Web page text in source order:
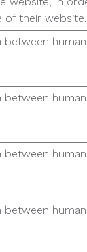
of their website.
between
between
between
between